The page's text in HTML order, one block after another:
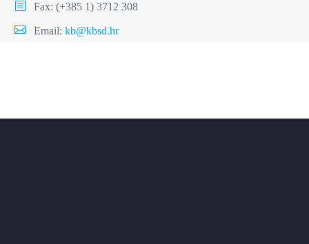
Fax: (+385 1) 3712 308
Email: kb@kbsd.hr